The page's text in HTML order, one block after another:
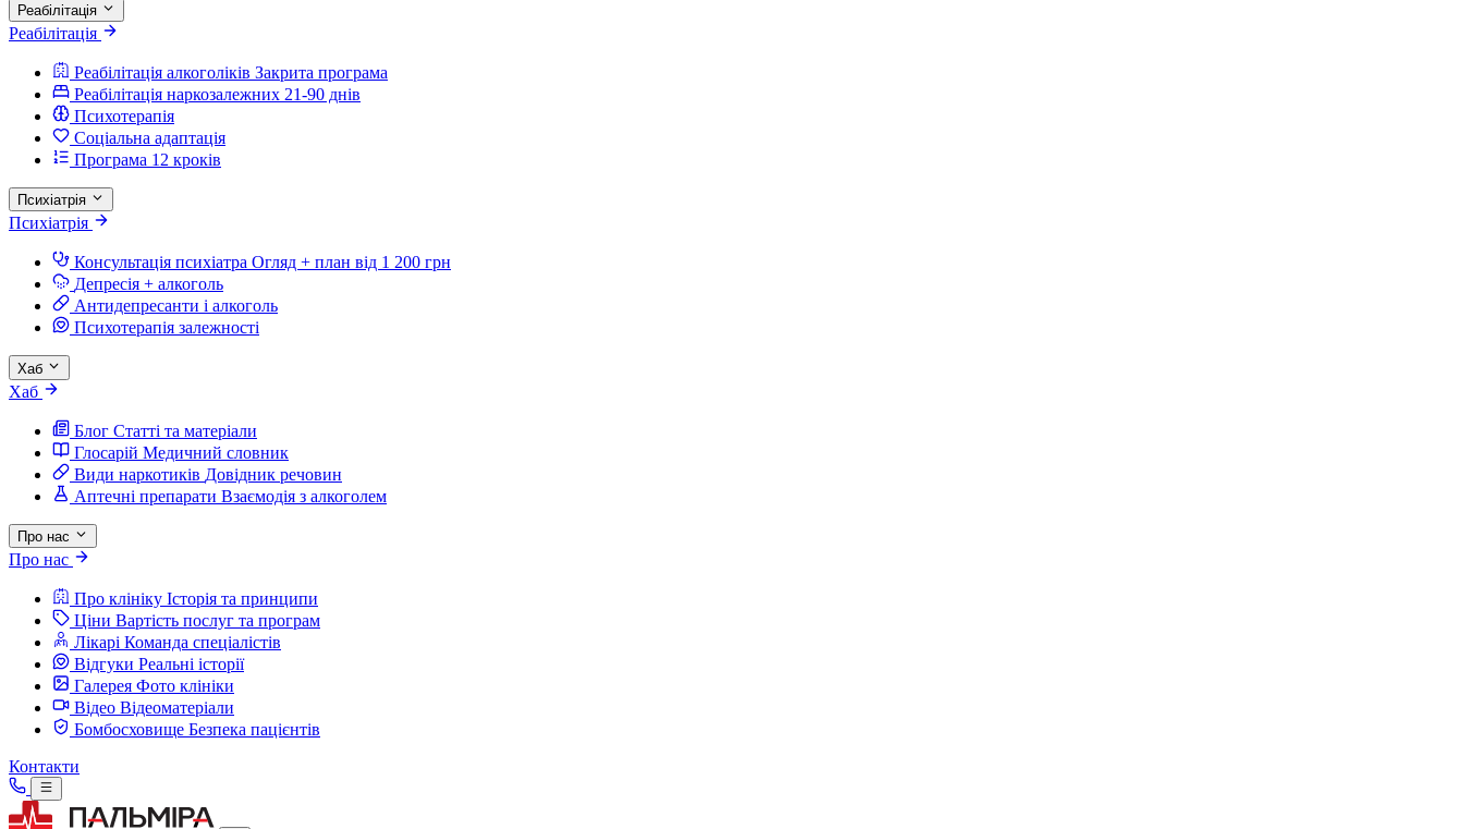
Реабілітація
Реабілітація
Реабілітація алкоголіків Закрита програма
Реабілітація наркозалежних 21-90 днів
Психотерапія
Соціальна адаптація
Програма 12 кроків
Психіатрія
Психіатрія
Консультація психіатра Огляд + план від 1 200 грн
Депресія + алкоголь
Антидепресанти і алкоголь
Психотерапія залежності
Хаб
Хаб
Блог Статті та матеріали
Глосарій Медичний словник
Види наркотиків Довідник речовин
Аптечні препарати Взаємодія з алкоголем
Про нас
Про нас
Про клініку Історія та принципи
Ціни Вартість послуг та програм
Лікарі Команда спеціалістів
Відгуки Реальні історії
Галерея Фото клініки
Відео Відеоматеріали
Бомбосховище Безпека пацієнтів
Контакти